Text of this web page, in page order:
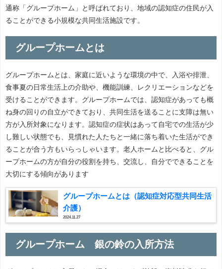
通称「グループホーム」と呼ばれており、地域の認知症の住民が入
ることができる小規模な共同生活施設です。
グループホームとは
グループホームとは、家庭に近いような環境の中で、入浴や排泄、
食事夏の日常生活上の介助や、機能訓練、レクリエーションなどを
受けることができます。グループホームでは、認知症があっても概
ね身の回りの自立ができており、共同生活を送ることに支障は無い
方が入所対象になります。認知症の症状はあって自宅での生活が少
し難しい状態でも、見慣れた人たちと一緒に落ち着いた生活ができ
ることが合う方もいらっしゃいます。老人ホームと比べると、グル
ープホームの方が自分の役割を持ち、交流し、自分でできることを
大切にする傾向があります
グループホームとは（認知症対応型共同生活
介護）
2024.11.27
グループホーム 銀の鈴の入所方法